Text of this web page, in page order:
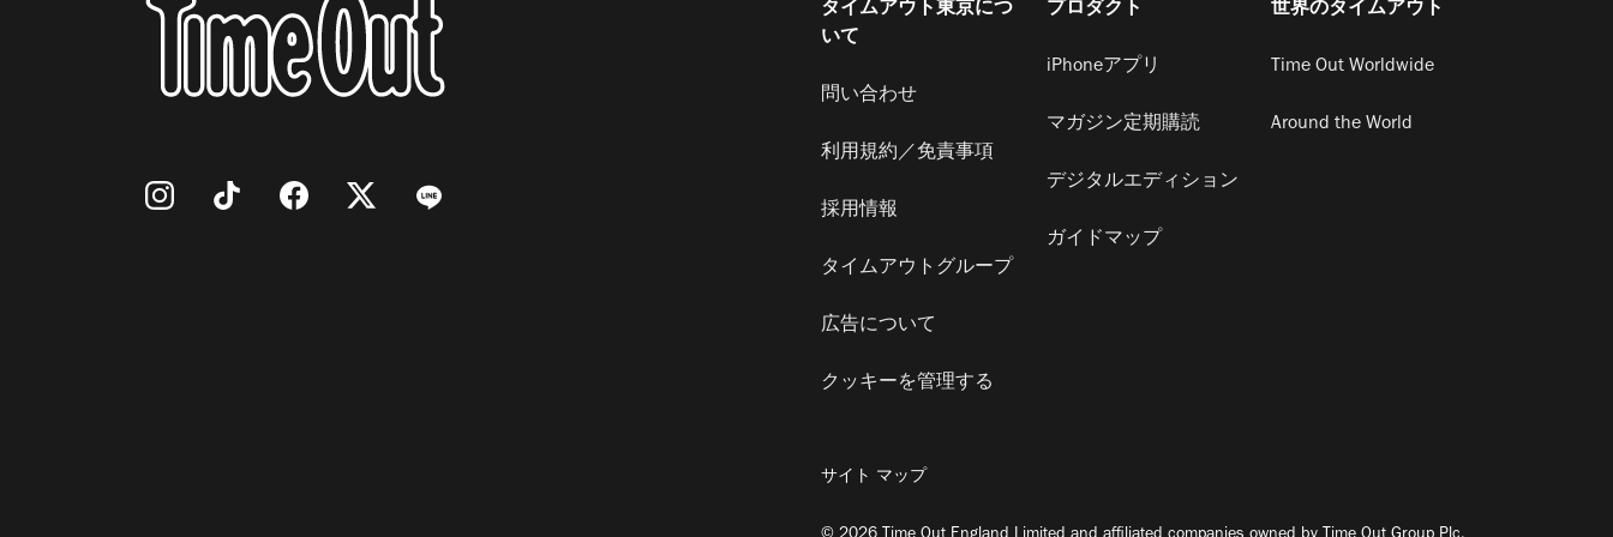
タイムアウト東京につ
いて
問い合わせ
利用規約／免責事項
採用情報
タイムアウトグループ
広告について
クッキーを管理する
プロダクト
iPhoneアプリ
マガジン定期購読
デジタルエディション
ガイドマップ
世界のタイムアウト
Time Out Worldwide
Around the World
サイト マップ